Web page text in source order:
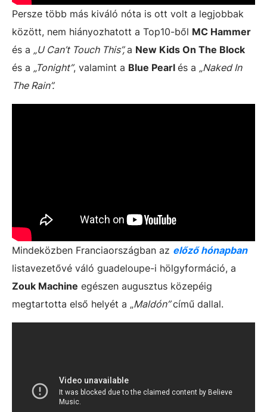
Persze több más kiváló nóta is ott volt a legjobbak
között, nem hiányozhatott a Top10-ből MC Hammer
és a „U Can’t Touch This”,a New Kids On The Block
és a „Tonight”, valamint a Blue Pearl és a „Naked In
The Rain”.
Mindeközben Franciaországban az előző hónapban
listavezetővé váló guadeloupe-i hölgyformáció, a
Zouk Machine egészen augusztus közepéig
megtartotta első helyét a „Maldón”című dallal.